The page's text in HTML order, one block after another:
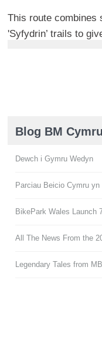
This route combines
'Syfydrin’ trails to
Blog BM Cymru
Dewch i Gymru Wedyn
Parciau Beicio Cymru
BikePark Wales Launch
All The News From the
Legendary Tales from